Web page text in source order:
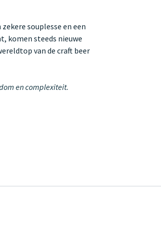
souplesse en een
komen steeds nieuwe
van de craft beer
en complexiteit.